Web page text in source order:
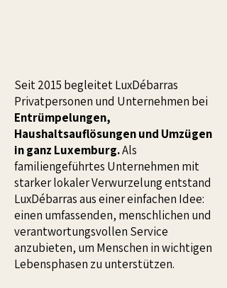
Seit 2015 begleitet LuxDébarras
Privatpersonen und Unternehmen bei
Entrümpelungen,
Haushaltsauflösungen und Umzügen
in ganz Luxemburg.Als
familiengeführtes Unternehmen mit
starker lokaler Verwurzelung entstand
LuxDébarras aus einer einfachen Idee:
einen umfassenden, menschlichen und
verantwortungsvollen Service
anzubieten, um Menschen in wichtigen
Lebensphasen zu unterstützen.